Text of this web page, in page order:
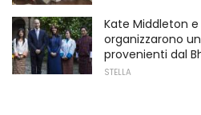
Kate Middleton
organizzarono
provenienti dal
STELLA